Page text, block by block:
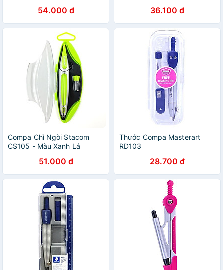
54.000 đ 36.100 đ
Compa Chì Ngòi Stacom
CS105 - Màu Xanh Lá
51.000 đ
Thước Compa Masterart
RD103
28.700 đ